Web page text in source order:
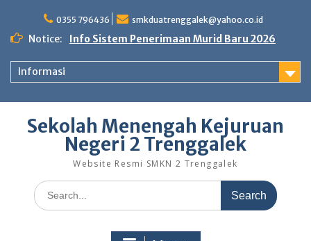
0355 796436 smkduatrenggalek@yahoo.co.id
Notice: Info Sistem Penerimaan Murid Baru 2026
Informasi
Sekolah Menengah Kejuruan
Negeri 2 Trenggalek
Website Resmi SMKN 2 Trenggalek